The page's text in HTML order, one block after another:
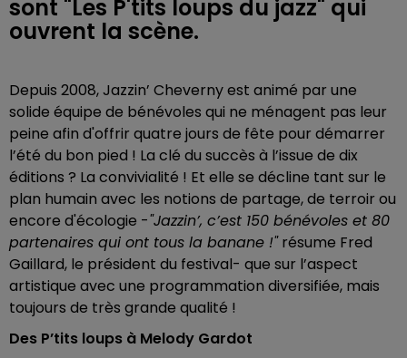
sont "Les P'tits loups du jazz" qui
ouvrent la scène.
Depuis 2008, Jazzin’ Cheverny est animé par une
solide équipe de bénévoles qui ne ménagent pas leur
peine afin d'offrir quatre jours de fête pour démarrer
l’été du bon pied ! La clé du succès à l’issue de dix
éditions ? La convivialité ! Et elle se décline tant sur le
plan humain avec les notions de partage, de terroir ou
encore d'écologie -"Jazzin’, c’est 150 bénévoles et 80
partenaires qui ont tous la banane !"résume Fred
Gaillard, le président du festival- que sur l’aspect
artistique avec une programmation diversifiée, mais
toujours de très grande qualité !
Des P’tits loups à Melody Gardot